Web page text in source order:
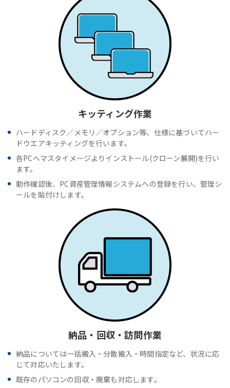
キッティング作業
ハードディスク／メモリ／オプション等、仕様に基づいてハー
ドウエアキッティングを行います。
各PCへマスタイメージよりインストール(クローン展開)を行い
ます。
動作確認後、PC資産管理情報システムへの登録を行い、管理シ
ールを貼付けします。
納品・回収・訪問作業
納品については一括搬入・分散搬入・時間指定など、状況に応
じて対応いたします。
既存のパソコンの回収・廃棄も対応します。